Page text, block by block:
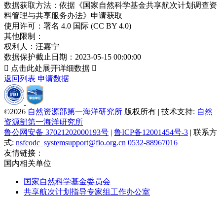
数据获取方法： 依据《国家自然科学基金共享航次计划调查资
料管理与共享服务办法》申请获取
使用许可： 署名 4.0 国际 (CC BY 4.0)
其他限制：
权利人： 汪嘉宁
数据保护截止日期： 2023-05-15 00:00:00
 点击此处展开详细数据 
返回列表 申请数据
©2026 自然资源部第一海洋研究所 版权所有 | 技术支持: 自然
资源部第一海洋研究所
鲁公网安备 37021202000193号 | 鲁ICP备12001454号-3 | 联系方
式: nsfcodc_systemsupport@fio.org.cn 0532-88967016
友情链接：
国内相关单位
国家自然科学基金委员会
共享航次计划指导专家组工作办公室